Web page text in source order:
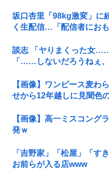
坂口杏里「98kg激変」に
く生配信…「配信者にお
談志 「ヤりまくった女
「……しないだろうねぇ、
【画像】ワンピース麦わ
せから12年越しに見聞色
【画像】高一ミスコング
発ｗ
「吉野家」「松屋」「す
お前らが入る店www